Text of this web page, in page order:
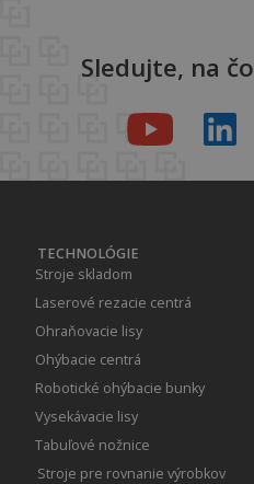
Sledujte, na
TECHNOLÓGIE
Stroje skladom
Laserové rezacie centrá
Ohraňovacie lisy
Ohýbacie centrá
Robotické ohýbacie bunky
Vysekávacie lisy
Tabuľové nožnice
Stroje pre rovnanie výrobkov